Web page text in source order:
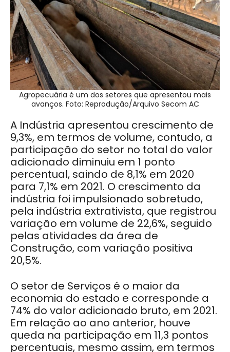
Agropecuária é um dos setores que apresentou mais
avanços. Foto: Reprodução/Arquivo Secom AC
A Indústria apresentou crescimento de
9,3%, em termos de volume, contudo, a
participação do setor no total do valor
adicionado diminuiu em 1 ponto
percentual, saindo de 8,1% em 2020
para 7,1% em 2021. O crescimento da
indústria foi impulsionado sobretudo,
pela indústria extrativista, que registrou
variação em volume de 22,6%, seguido
pelas atividades da área de
Construção, com variação positiva
20,5%.
O setor de Serviços é o maior da
economia do estado e corresponde a
74% do valor adicionado bruto, em 2021.
Em relação ao ano anterior, houve
queda na participação em 11,3 pontos
percentuais, mesmo assim, em termos